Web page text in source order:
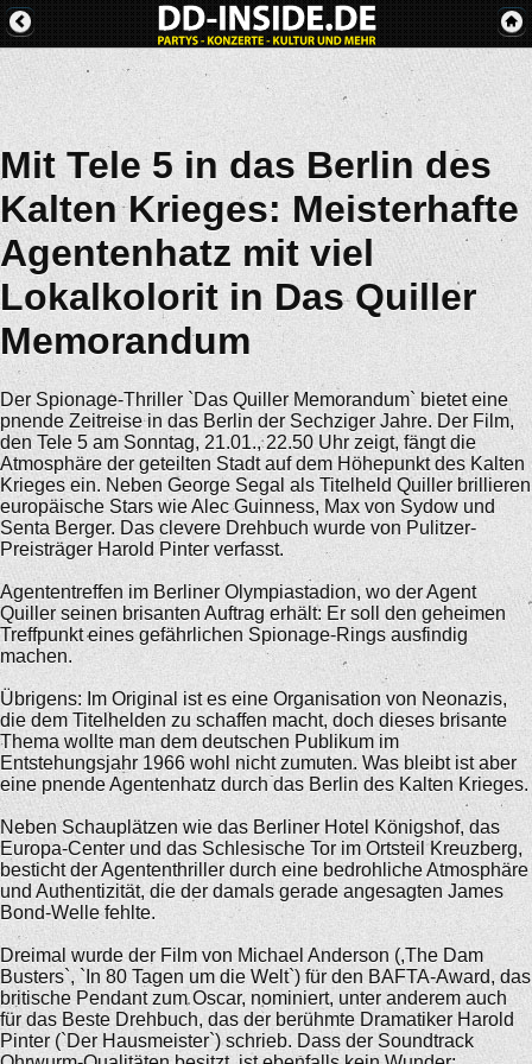
Mit Tele 5 in das Berlin des
Kalten Krieges: Meisterhafte
Agentenhatz mit viel
Lokalkolorit in Das Quiller
Memorandum
Der Spionage-Thriller `Das Quiller Memorandum` bietet eine
pnende Zeitreise in das Berlin der Sechziger Jahre. Der Film,
den Tele 5 am Sonntag, 21.01., 22.50 Uhr zeigt, fängt die
Atmosphäre der geteilten Stadt auf dem Höhepunkt des Kalten
Krieges ein. Neben George Segal als Titelheld Quiller brillieren
europäische Stars wie Alec Guinness, Max von Sydow und
Senta Berger. Das clevere Drehbuch wurde von Pulitzer-
Preisträger Harold Pinter verfasst.
Agententreffen im Berliner Olympiastadion, wo der Agent
Quiller seinen brisanten Auftrag erhält: Er soll den geheimen
Treffpunkt eines gefährlichen Spionage-Rings ausfindig
machen.
Übrigens: Im Original ist es eine Organisation von Neonazis,
die dem Titelhelden zu schaffen macht, doch dieses brisante
Thema wollte man dem deutschen Publikum im
Entstehungsjahr 1966 wohl nicht zumuten. Was bleibt ist aber
eine pnende Agentenhatz durch das Berlin des Kalten Krieges.
Neben Schauplätzen wie das Berliner Hotel Königshof, das
Europa-Center und das Schlesische Tor im Ortsteil Kreuzberg,
besticht der Agententhriller durch eine bedrohliche Atmosphäre
und Authentizität, die der damals gerade angesagten James
Bond-Welle fehlte.
Dreimal wurde der Film von Michael Anderson (,The Dam
Busters`, `In 80 Tagen um die Welt`) für den BAFTA-Award, das
britische Pendant zum Oscar, nominiert, unter anderem auch
für das Beste Drehbuch, das der berühmte Dramatiker Harold
Pinter (`Der Hausmeister`) schrieb. Dass der Soundtrack